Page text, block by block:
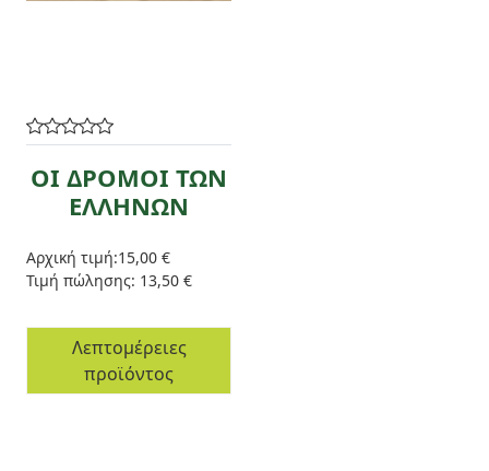
ΟΙ ΔΡΟΜΟΙ ΤΩΝ
ΕΛΛΗΝΩΝ
Αρχική τιμή:15,00 €
Τιμή πώλησης: 13,50 €
Λεπτομέρειες
προϊόντος